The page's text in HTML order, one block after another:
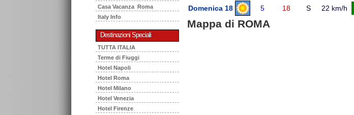
Casa Vacanza Roma
Italy Info
Destinazioni Speciali
TUTTA ITALIA
Terme di Fiuggi
Hotel Napoli
Hotel Roma
Hotel Milano
Hotel Venezia
Hotel Firenze
Domenica 18
5 18 S 22 km/h
Mappa di ROMA